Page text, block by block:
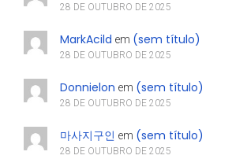
28 DE OUTUBRO DE 2025
MarkAcild em (sem título)
28 DE OUTUBRO DE 2025
Donnielon em (sem título)
28 DE OUTUBRO DE 2025
마사지구인 em (sem título)
28 DE OUTUBRO DE 2025